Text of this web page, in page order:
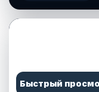
Быстрый